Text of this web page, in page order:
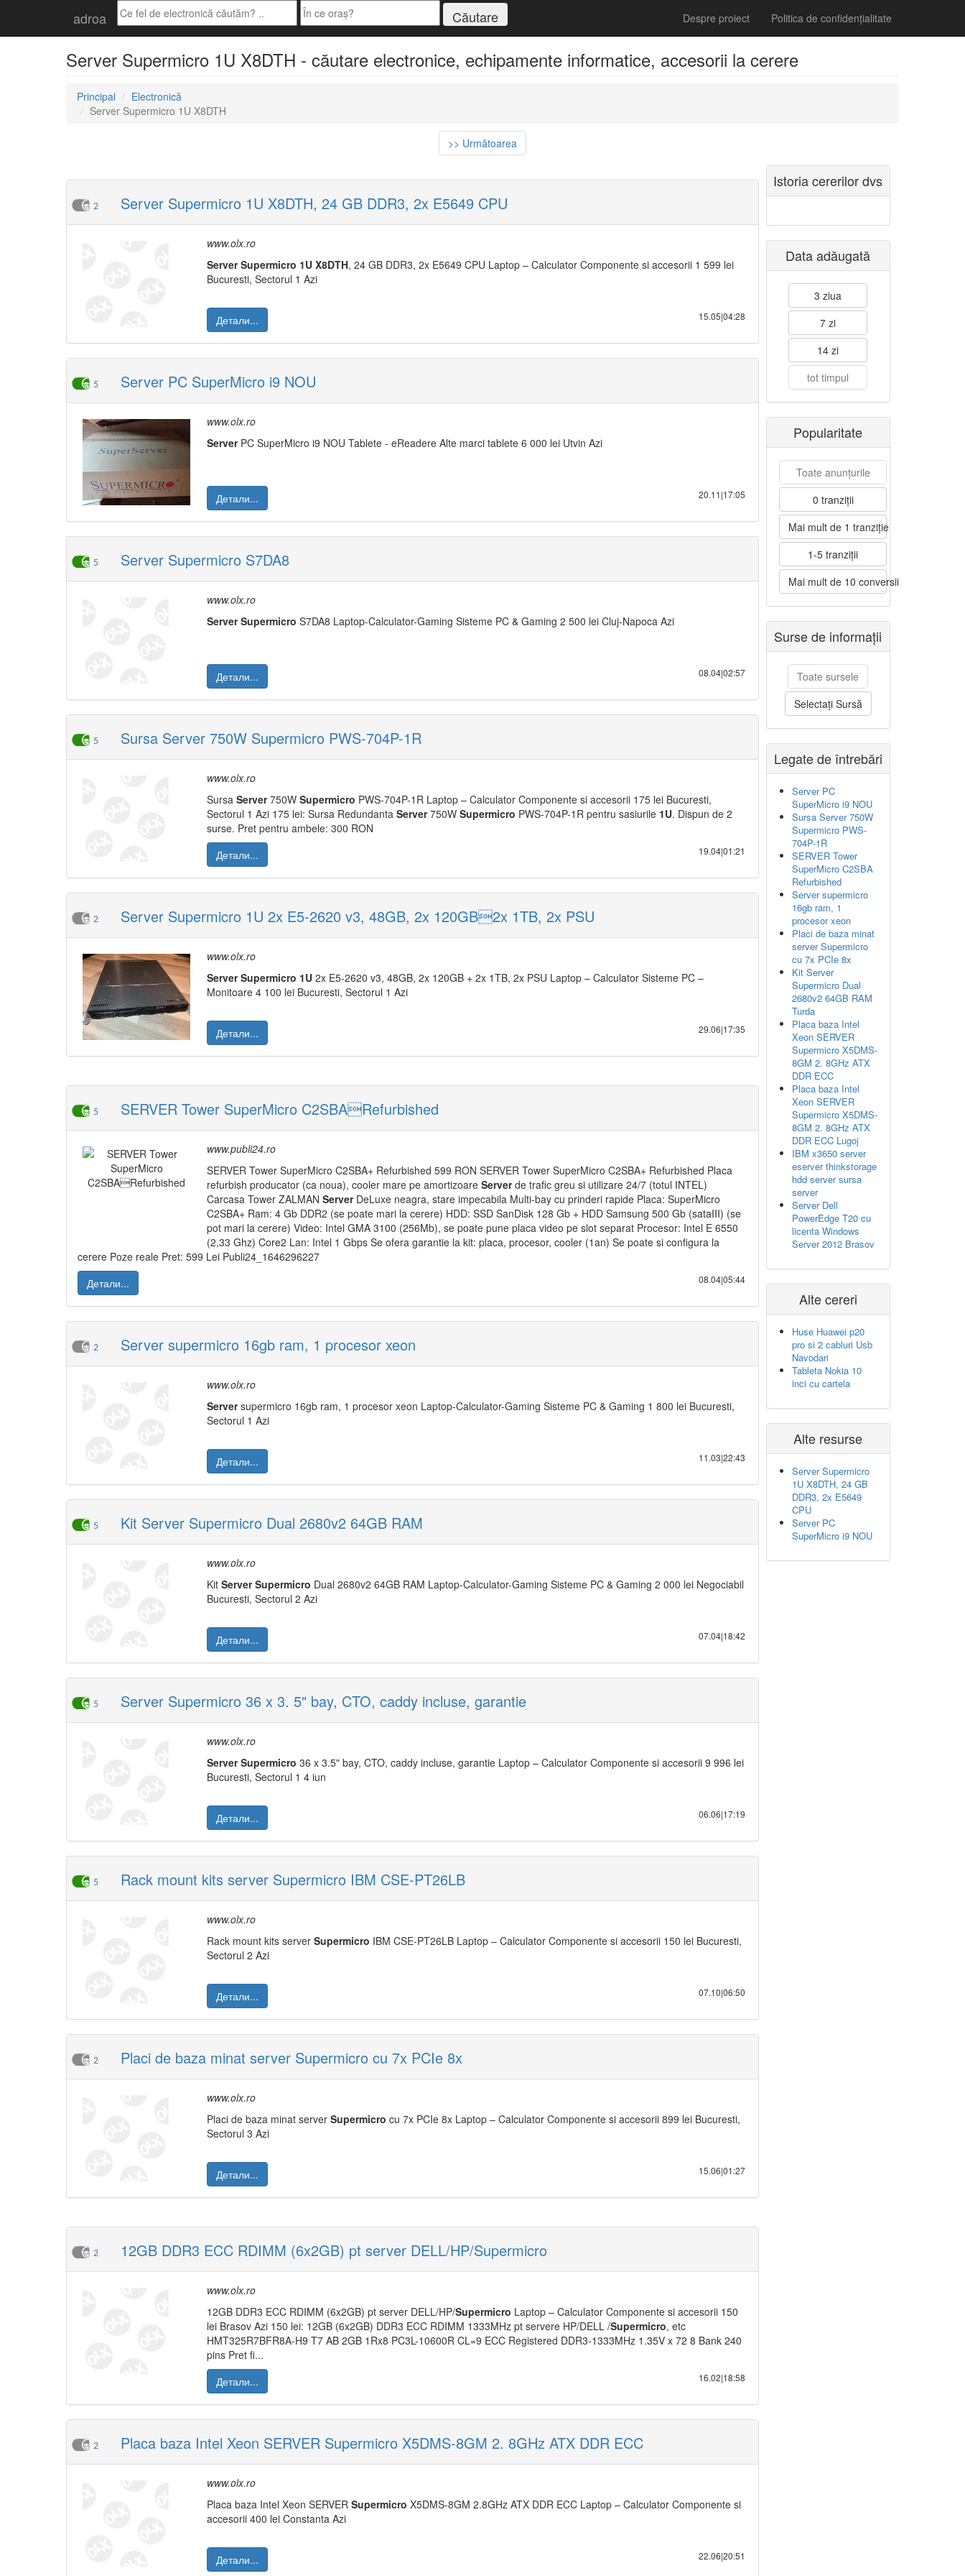
adroa Despre proiect Politica de confidențialitate
Server Supermicro 1U X8DTH - căutare electronice, echipamente informatice, accesorii la cerere
Principal
Electronică
Server Supermicro 1U X8DTH
>> Următoarea
2 Server Supermicro 1U X8DTH, 24 GB DDR3, 2x E5649 CPU
www.olx.ro
Server Supermicro 1U X8DTH, 24 GB DDR3, 2x E5649 CPU Laptop – Calculator Componente si accesorii 1 599 lei
Bucuresti, Sectorul 1 Azi
Детали... 15.05|04:28
5 Server PC SuperMicro i9 NOU
www.olx.ro
ServerPC SuperMicro i9 NOU Tablete - eReadere Alte marci tablete 6 000 lei Utvin Azi
Детали... 20.11|17:05
5 Server Supermicro S7DA8
www.olx.ro
Server Supermicro S7DA8 Laptop-Calculator-Gaming Sisteme PC & Gaming 2 500 lei Cluj-Napoca Azi
Детали... 08.04|02:57
5 Sursa Server 750W Supermicro PWS-704P-1R
www.olx.ro
Sursa Server750W Supermicro PWS-704P-1R Laptop – Calculator Componente si accesorii 175 lei Bucuresti,
Sectorul 1 Azi 175 lei: Sursa Redundanta Server750W Supermicro PWS-704P-1R pentru sasiurile 1U. Dispun de 2
surse. Pret pentru ambele: 300 RON
Детали...
19.04|01:21
2 Server Supermicro 1U 2x E5-2620 v3, 48GB, 2x 120GB2x 1TB, 2x PSU
www.olx.ro
Server Supermicro 1U 2x E5-2620 v3, 48GB, 2x 120GB + 2x 1TB, 2x PSU Laptop – Calculator Sisteme PC –
Monitoare 4 100 lei Bucuresti, Sectorul 1 Azi
Детали... 29.06|17:35
5 SERVER Tower SuperMicro C2SBARefurbished
www.publi24.ro
SERVER Tower SuperMicro C2SBA+ Refurbished 599 RON SERVER Tower SuperMicro C2SBA+ Refurbished Placa
refurbish producator (ca noua), cooler mare pe amortizoare Serverde trafic greu si utilizare 24/7 (totul INTEL)
Carcasa Tower ZALMAN ServerDeLuxe neagra, stare impecabila Multi-bay cu prinderi rapide Placa: SuperMicro
C2SBA+ Ram: 4 Gb DDR2 (se poate mari la cerere) HDD: SSD SanDisk 128 Gb + HDD Samsung 500 Gb (sataIII) (se
pot mari la cerere) Video: Intel GMA 3100 (256Mb), se poate pune placa video pe slot separat Procesor: Intel E 6550
(2,33 Ghz) Core2 Lan: Intel 1 Gbps Se ofera garantie la kit: placa, procesor, cooler (1an) Se poate si configura la
cerere Poze reale Pret: 599 Lei Publi24_1646296227
Детали...
08.04|05:44
2 Server supermicro 16gb ram, 1 procesor xeon
www.olx.ro
Serversupermicro 16gb ram, 1 procesor xeon Laptop-Calculator-Gaming Sisteme PC & Gaming 1 800 lei Bucuresti,
Sectorul 1 Azi
Детали... 11.03|22:43
5 Kit Server Supermicro Dual 2680v2 64GB RAM
www.olx.ro
Kit Server Supermicro Dual 2680v2 64GB RAM Laptop-Calculator-Gaming Sisteme PC & Gaming 2 000 lei Negociabil
Bucuresti, Sectorul 2 Azi
Детали... 07.04|18:42
5 Server Supermicro 36 x 3. 5" bay, CTO, caddy incluse, garantie
www.olx.ro
Server Supermicro 36 x 3.5" bay, CTO, caddy incluse, garantie Laptop – Calculator Componente si accesorii 9 996 lei
Bucuresti, Sectorul 1 4 iun
Детали... 06.06|17:19
5 Rack mount kits server Supermicro IBM CSE-PT26LB
www.olx.ro
Rack mount kits server Supermicro IBM CSE-PT26LB Laptop – Calculator Componente si accesorii 150 lei Bucuresti,
Sectorul 2 Azi
Детали... 07.10|06:50
2 Placi de baza minat server Supermicro cu 7x PCIe 8x
www.olx.ro
Placi de baza minat server Supermicro cu 7x PCIe 8x Laptop – Calculator Componente si accesorii 899 lei Bucuresti,
Sectorul 3 Azi
Детали... 15.06|01:27
2 12GB DDR3 ECC RDIMM (6x2GB) pt server DELL/HP/Supermicro
www.olx.ro
12GB DDR3 ECC RDIMM (6x2GB) pt server DELL/HP/Supermicro Laptop – Calculator Componente si accesorii 150
lei Brasov Azi 150 lei: 12GB (6x2GB) DDR3 ECC RDIMM 1333MHz pt servere HP/DELL /Supermicro, etc
HMT325R7BFR8A-H9 T7 AB 2GB 1Rx8 PC3L-10600R CL=9 ECC Registered DDR3-1333MHz 1.35V x 72 8 Bank 240
pins Pret fi...
Детали...
16.02|18:58
2 Placa baza Intel Xeon SERVER Supermicro X5DMS-8GM 2. 8GHz ATX DDR ECC
www.olx.ro
Placa baza Intel Xeon SERVER Supermicro X5DMS-8GM 2.8GHz ATX DDR ECC Laptop – Calculator Componente si
accesorii 400 lei Constanta Azi
Детали... 22.06|20:51
Istoria cererilor dvs
Data adăugată
3 ziua
7 zi
14 zi
tot timpul
Popularitate
Toate anunțurile
0 tranziții
Mai mult de 1 tranziție
1-5 tranziții
Mai mult de 10 conversii
Surse de informații
Toate sursele
Selectați Sursă
Legate de întrebări
Server PC
SuperMicro i9 NOU
Sursa Server 750W
Supermicro PWS-
704P-1R
SERVER Tower
SuperMicro C2SBA
Refurbished
Server supermicro
16gb ram, 1
procesor xeon
Placi de baza minat
server Supermicro
cu 7x PCIe 8x
Kit Server
Supermicro Dual
2680v2 64GB RAM
Turda
Placa baza Intel
Xeon SERVER
Supermicro X5DMS-
8GM 2. 8GHz ATX
DDR ECC
Placa baza Intel
Xeon SERVER
Supermicro X5DMS-
8GM 2. 8GHz ATX
DDR ECC Lugoj
IBM x3650 server
eserver thinkstorage
hdd server sursa
server
Server Dell
PowerEdge T20 cu
licenta Windows
Server 2012 Brasov
Alte cereri
Huse Huawei p20
pro si 2 cabluri Usb
Navodari
Tableta Nokia 10
inci cu cartela
Alte resurse
Server Supermicro
1U X8DTH, 24 GB
DDR3, 2x E5649
CPU
Server PC
SuperMicro i9 NOU